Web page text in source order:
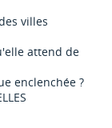
villes
attend de
enclenchée ?